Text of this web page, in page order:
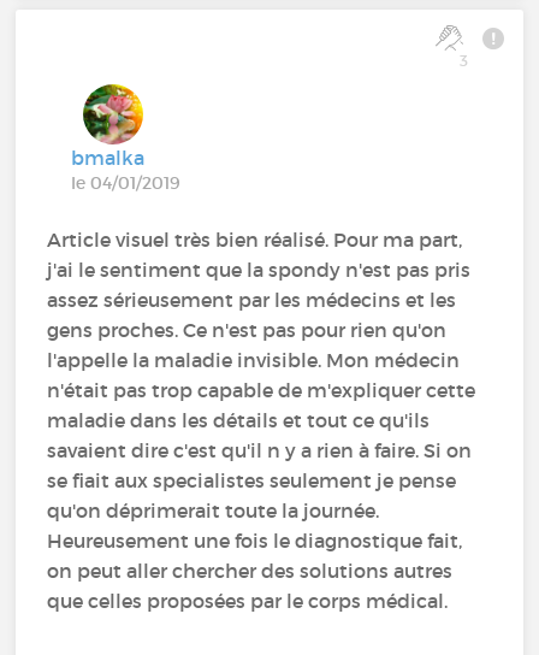
3
bmalka
le 04/01/2019
Article visuel très bien réalisé. Pour ma part,
j'ai le sentiment que la spondy n'est pas pris
assez sérieusement par les médecins et les
gens proches. Ce n'est pas pour rien qu'on
l'appelle la maladie invisible. Mon médecin
n'était pas trop capable de m'expliquer cette
maladie dans les détails et tout ce qu'ils
savaient dire c'est qu'il n y a rien à faire. Si on
se fiait aux specialistes seulement je pense
qu'on déprimerait toute la journée.
Heureusement une fois le diagnostique fait,
on peut aller chercher des solutions autres
que celles proposées par le corps médical.